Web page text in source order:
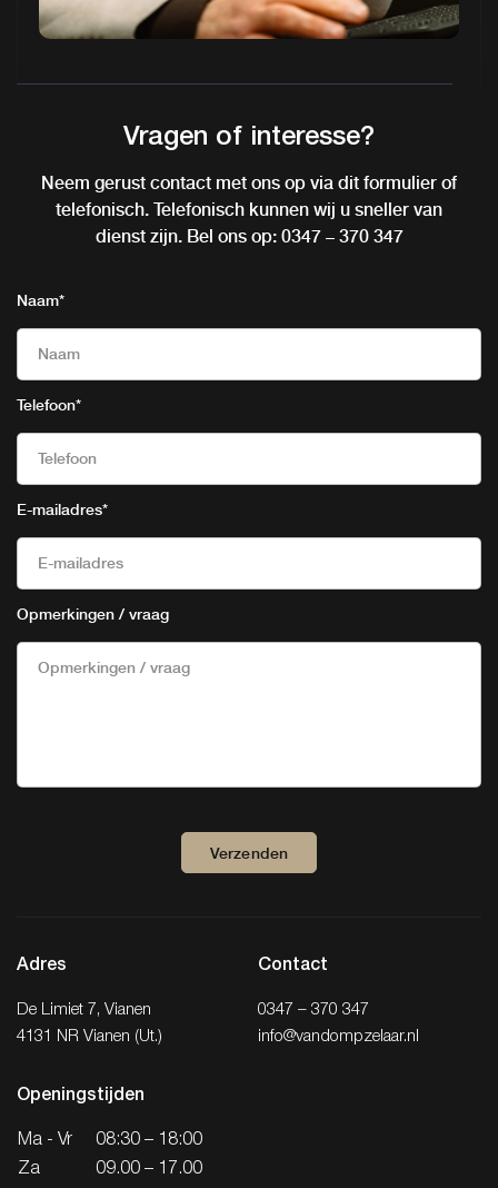
Vragen of interesse?
Neem gerust contact met ons op via dit formulier of
telefonisch. Telefonisch kunnen wij u sneller van
dienst zijn. Bel ons op: 0347 – 370 347
Naam*
Telefoon*
E-mailadres*
Opmerkingen / vraag
Verzenden
Adres
De Limiet 7, Vianen
4131 NR Vianen (Ut.)
Contact
0347 – 370 347
info@vandompzelaar.nl
Openingstijden
Ma - Vr
08:30 – 18:00
Za
09.00 – 17.00